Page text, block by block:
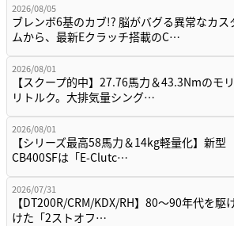
2026/08/05
ブレンボ6基のカブ!? 脳がバグる異常なカス
ムから、最新Eクラッチ搭載のC…
2026/08/01
【スクープ的中】27.76馬力＆43.3Nmのモ
リトルク。大排気量シング…
2026/08/01
【シリーズ最高58馬力＆14kg軽量化】新型
CB400SFは「E-Clutc…
2026/07/31
【DT200R/CRM/KDX/RH】80〜90年代を駆
けた「2ストオフ…